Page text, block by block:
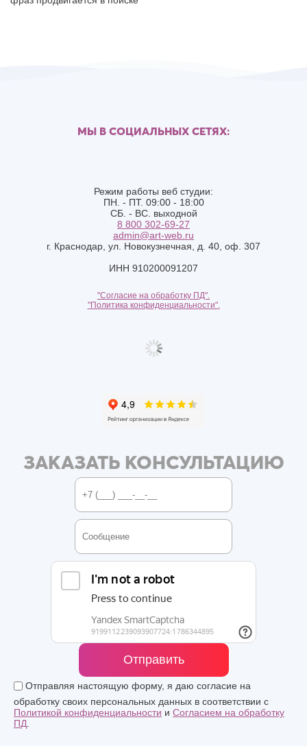
Режим работы веб студии:
ПН. - ПТ. 09:00 - 18:00
СБ. - ВС. выходной
8 800 302-69-27
admin@art-web.ru
г. Краснодар, ул. Новокузнечная, д. 40, оф. 307
ИНН 910200091207
"Согласие на обработку ПД".
"Политика конфиденциальности".
МЫ В СОЦИАЛЬНЫХ СЕТЯХ:
ЗАКАЗАТЬ КОНСУЛЬТАЦИЮ
Отправить
Отправляя настоящую форму, я даю согласие на
обработку своих персональных данных в соответствии с
Политикой конфиденциальности и Согласием на обработку
ПД